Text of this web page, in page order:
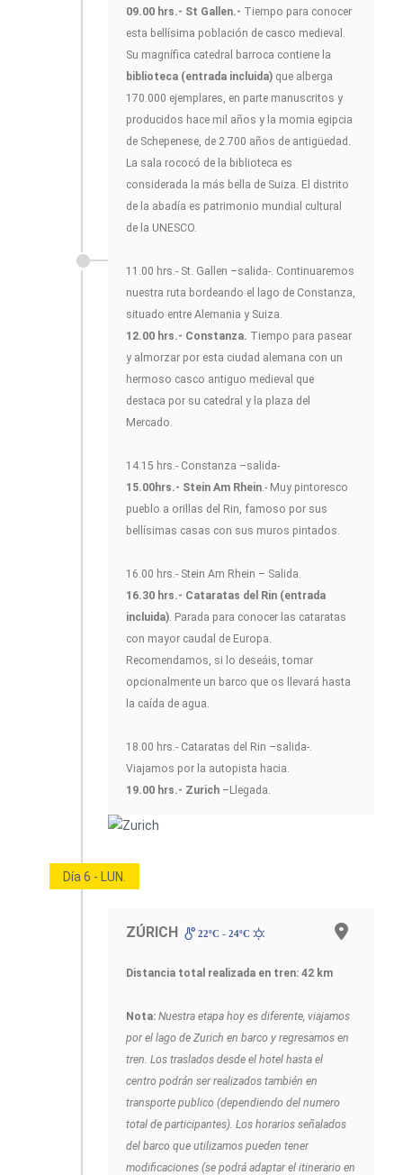
09.00 hrs.- St Gallen.- Tiempo para conocer
esta bellísima población de casco medieval.
Su magnífica catedral barroca contiene la
biblioteca (entrada incluida) que alberga
170.000 ejemplares, en parte manuscritos y
producidos hace mil años y la momia egipcia
de Schepenese, de 2.700 años de antigüedad.
La sala rococó de la biblioteca es
considerada la más bella de Suiza. El distrito
de la abadía es patrimonio mundial cultural
de la UNESCO.
11.00 hrs.- St. Gallen –salida-. Continuaremos
nuestra ruta bordeando el lago de Constanza,
situado entre Alemania y Suiza.
12.00 hrs.- Constanza. Tiempo para pasear
y almorzar por esta ciudad alemana con un
hermoso casco antiguo medieval que
destaca por su catedral y la plaza del
Mercado.
14.15 hrs.- Constanza –salida-
15.00hrs.- Stein Am Rhein.- Muy pintoresco
pueblo a orillas del Rin, famoso por sus
bellísimas casas con sus muros pintados.
16.00 hrs.- Stein Am Rhein – Salida.
16.30 hrs.- Cataratas del Rin (entrada
incluida). Parada para conocer las cataratas
con mayor caudal de Europa.
Recomendamos, si lo deseáis, tomar
opcionalmente un barco que os llevará hasta
la caída de agua.
18.00 hrs.- Cataratas del Rin –salida-.
Viajamos por la autopista hacia.
19.00 hrs.- Zurich –Llegada.
Día 6 - LUN.
ZÚRICH 22ºC - 24ºC
Distancia total realizada en tren: 42 km
Nota: Nuestra etapa hoy es diferente, viajamos
por el lago de Zurich en barco y regresamos en
tren. Los traslados desde el hotel hasta el
centro podrán ser realizados también en
transporte publico (dependiendo del numero
total de participantes). Los horarios señalados
del barco que utilizamos pueden tener
modificaciones (se podrá adaptar el itinerario en